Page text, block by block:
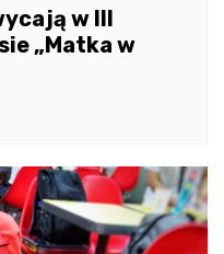
w III
„Matka w